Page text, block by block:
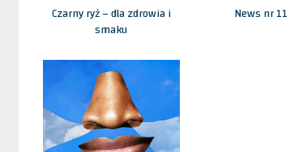
Czarny ryż – dla zdrowia i
smaku
News nr 11